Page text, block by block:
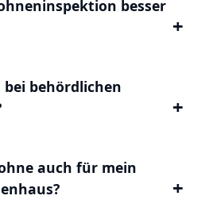
besser
behördlichen
auch für mein